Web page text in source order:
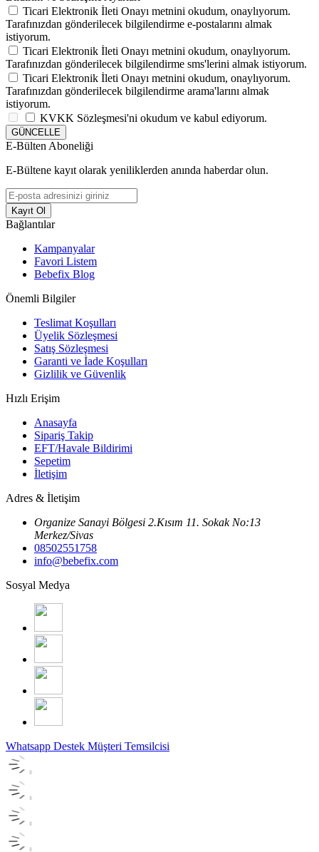
Ticari Elektronik İleti Onayı metnini okudum, onaylıyorum.
Tarafınızdan gönderilecek bilgilendirme e-postalarını almak
istiyorum.
Ticari Elektronik İleti Onayı metnini okudum, onaylıyorum.
Tarafınızdan gönderilecek bilgilendirme sms'lerini almak istiyorum.
Ticari Elektronik İleti Onayı metnini okudum, onaylıyorum.
Tarafınızdan gönderilecek bilgilendirme arama'larını almak
istiyorum.
KVKK Sözleşmesi'ni okudum ve kabul ediyorum.
GÜNCELLE
E-Bülten Aboneliği
E-Bültene kayıt olarak yeniliklerden anında haberdar olun.
Kayıt Ol
Bağlantılar
Kampanyalar
Favori Listem
Bebefix Blog
Önemli Bilgiler
Teslimat Koşulları
Üyelik Sözleşmesi
Satış Sözleşmesi
Garanti ve İade Koşulları
Gizlilik ve Güvenlik
Hızlı Erişim
Anasayfa
Sipariş Takip
EFT/Havale Bildirimi
Sepetim
İletişim
Adres & İletişim
Organize Sanayi Bölgesi 2.Kısım 11. Sokak No:13
Merkez/Sivas
08502551758
info@bebefix.com
Sosyal Medya
Whatsapp Destek Müşteri Temsilcisi